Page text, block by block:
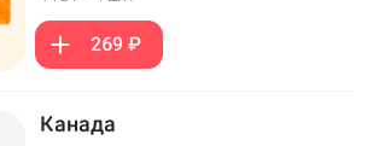
269 ₽
Канада